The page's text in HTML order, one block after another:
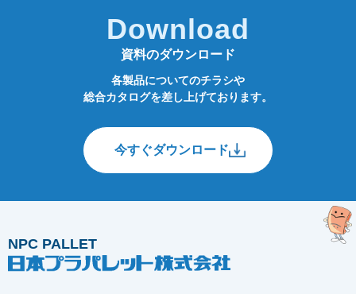
Download
資料のダウンロード
各製品についてのチラシや
総合カタログを差し上げております。
今すぐダウンロード
NPC PALLET